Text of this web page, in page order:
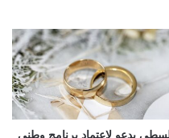
يدعو لاعتماد برنامج وطني